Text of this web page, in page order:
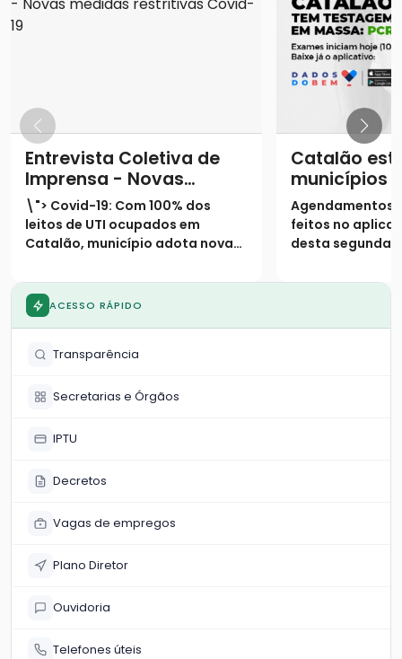
Entrevista Coletiva de
Imprensa - Novas
medidas restritivas
Covid-19
\"> Covid-19: Com 100% dos
leitos de UTI ocupados em
Catalão, município adota novas
exemplo do que vive o mundo e a
maior parte dos estados
brasileiros, cresce
Goias, o número de casos co
Catalão
municípios
terão
massa por
Agendamentos
feitos no
desta segunda-
semana, dia 17
ACESSO RÁPIDO
Transparência
Secretarias e Órgãos
IPTU
Decretos
Vagas de empregos
Plano Diretor
Ouvidoria
Telefones úteis